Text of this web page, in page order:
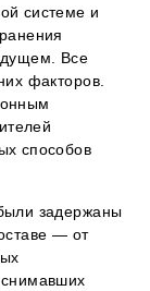
системе и
Все
факторов.
способов
задержаны
— от